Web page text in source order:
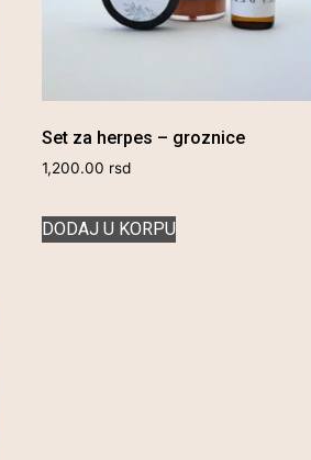
Set za herpes – groznice
1,200.00 rsd
DODAJ U KORPU